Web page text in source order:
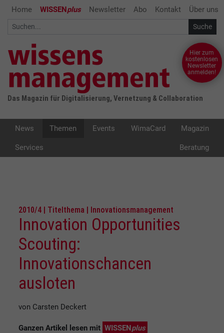
Home WISSENplus Newsletter Abo Kontakt Über uns
Das Magazin für Digitalisierung, Vernetzung & Collaboration
Hier zum
kostenlosen
Newsletter
anmelden!
News Themen Events WimaCard Magazin
Services Beratung
2010/4 | Titelthema | Innovationsmanagement
Innovation Opportunities
Scouting:
Innovationschancen
ausloten
von Carsten Deckert
Ganzen Artikel lesen mit WISSENplus